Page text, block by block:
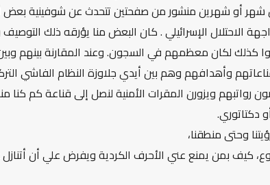
أو شهرين منشور من صفحتين تتحدث عن شوفينية بعض
الاحتلال الإسرائيلي . كان البعض منا يؤرقه ذلك
كذلك لكان معظمهم في السجون. وعند المقارنة بينهم
وأهدافهم وهم بين أيدي جلاوزة النظام الفاشي
رواتبهم ويزورن المقرات الأمنية لنصل إلى قناعة كم
دكتاتوري.
وحتى منطقنا،
كيف بمن يمنع عني الأحرف الكردية ويفرض علي أن